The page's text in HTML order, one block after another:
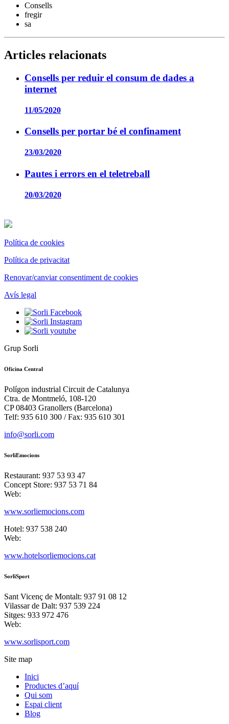
Consells
fregir
sa
Articles relacionats
Consells per reduir el consum de dades a
internet
11/05/2020
Consells per portar bé el confinament
23/03/2020
Pautes i errors en el teletreball
20/03/2020
Política de cookies
Política de privacitat
Renovar/canviar consentiment de cookies
Avís legal
Grup Sorli
Oficina Central
Polígon industrial Circuit de Catalunya
Ctra. de Montmeló, 108-120
CP 08403 Granollers (Barcelona)
Telf: 935 610 300 / Fax: 935 610 301
info@sorli.com
SorliEmocions
Restaurant: 937 53 93 47
Concept Store: 937 53 71 84
Web:
www.sorliemocions.com
Hotel: 937 538 240
Web:
www.hotelsorliemocions.cat
SorliSport
Sant Vicenç de Montalt: 937 91 08 12
Vilassar de Dalt: 937 539 224
Sitges: 933 972 476
Web:
www.sorlisport.com
Site map
Inici
Productes d’aquí
Qui som
Espai client
Blog